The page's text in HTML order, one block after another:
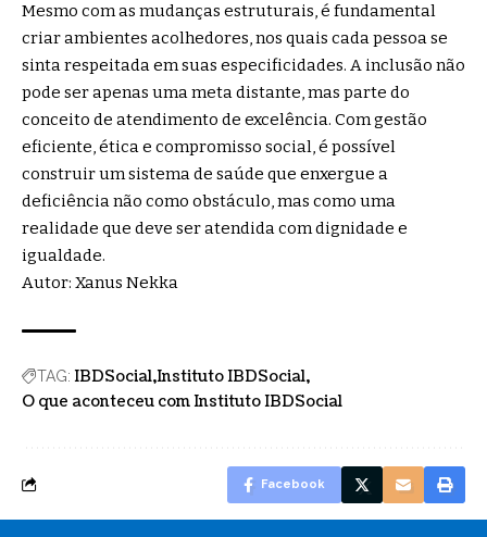
Mesmo com as mudanças estruturais, é fundamental
criar ambientes acolhedores, nos quais cada pessoa se
sinta respeitada em suas especificidades. A inclusão não
pode ser apenas uma meta distante, mas parte do
conceito de atendimento de excelência. Com gestão
eficiente, ética e compromisso social, é possível
construir um sistema de saúde que enxergue a
deficiência não como obstáculo, mas como uma
realidade que deve ser atendida com dignidade e
igualdade.
Autor: Xanus Nekka
TAG: IBDSocial Instituto IBDSocial
O que aconteceu com Instituto IBDSocial
Facebook